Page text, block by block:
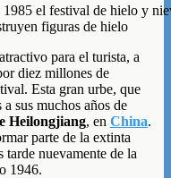
el festival de hielo y
figuras de hielo
para el turista, a
diez millones de
Esta gran urbe, que
sus muchos años de
Heilongjiang, en China.
parte de la extinta
tarde nuevamente de la
1946.